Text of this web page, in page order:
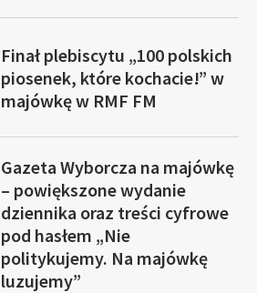
Finał plebiscytu „100 polskich
piosenek, które kochacie!” w
majówkę w RMF FM
Gazeta Wyborcza na majówkę
– powiększone wydanie
dziennika oraz treści cyfrowe
pod hasłem „Nie
politykujemy. Na majówkę
luzujemy”